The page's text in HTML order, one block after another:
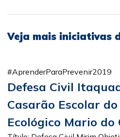
Veja mais iniciativas
#AprenderParaPrevenir2019
Defesa Civil
Casarão Escolar
Ecológico Mario do